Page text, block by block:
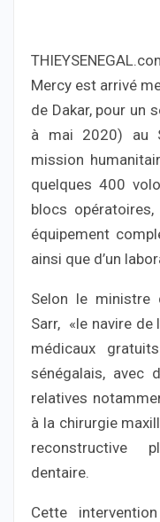
Mercy est arrivé
de Dakar, pour un
à mai 2020) au
mission
quelques 400
blocs opératoires,
équipement
ainsi que d’un
Selon le ministre
Sarr, «le navire de
médicaux
sénégalais, avec
relatives
à la chirurgie
reconstructive
dentaire.
Cette